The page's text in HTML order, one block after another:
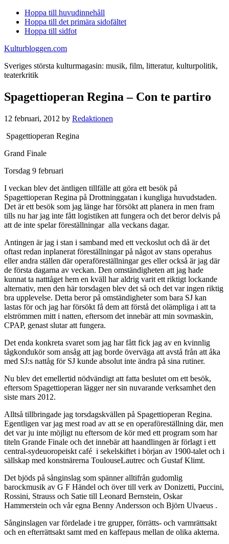
Hoppa till huvudinnehåll
Hoppa till det primära sidofältet
Hoppa till sidfot
Kulturbloggen.com
Sveriges största kulturmagasin: musik, film, litteratur, kulturpolitik,
teaterkritik
Spagettioperan Regina – Con te partiro
12 februari, 2012 by Redaktionen
Spagettioperan Regina
Grand Finale
Torsdag 9 februari
I veckan blev det äntligen tillfälle att göra ett besök på
Spagettioperan Regina på Drottninggatan i kungliga huvudstaden.
Det är ett besök som jag länge har försökt att planera in men fram
tills nu har jag inte fått logistiken att fungera och det beror delvis på
att de inte spelar föreställningar alla veckans dagar.
Antingen är jag i stan i samband med ett veckoslut och då är det
oftast redan inplanerat föreställningar på något av stans operahus
eller andra ställen där operaföreställningar ges eller också är jag där
de första dagarna av veckan. Den omständigheten att jag hade
kunnat ta natttåget hem en kväll har aldrig varit ett riktigt lockande
alternativ, men den här torsdagen blev det så och det var ingen riktig
bra upplevelse. Detta beror på omständigheter som bara SJ kan
lastas för och jag har försökt få dem att förstå det olämpliga i att ta
elströmmen mitt i natten, eftersom det innebär att min sovmaskin,
CPAP, genast slutar att fungera.
Det enda konkreta svaret som jag har fått fick jag av en kvinnlig
tågkondukör som ansåg att jag borde överväga att avstå från att åka
med SJ:s nattåg för SJ kunde absolut inte ändra på sina rutiner.
Nu blev det emellertid nödvändigt att fatta beslutet om ett besök,
eftersom Spagettioperan lägger ner sin nuvarande verksamhet den
siste mars 2012.
Alltså tillbringade jag torsdagskvällen på Spagettioperan Regina.
Egentligen var jag mest road av att se en operaföreställning där, men
det var ju inte möjligt nu eftersom de kör med ett program som har
titeln Grande Finale och det innebär att haandlingen är förlagt i ett
central-sydeuoropeiskt café i sekelskiftet i början av 1900-talet och i
sällskap med konstnärerna ToulouseLautrec och Gustaf Klimt.
Det bjöds på sånginslag som spänner alltifrån gudomlig
barockmusik av G F Händel och över till verk av Donizetti, Puccini,
Rossini, Strauss och Satie till Leonard Bernstein, Oskar
Hammerstein och vår egna Benny Andersson och Björn Ulvaeus .
Sånginslagen var fördelade i tre grupper, förrätts- och varmrättsakt
och en efterrättsakt samt med en kaffepaus mellan de olika akterna.